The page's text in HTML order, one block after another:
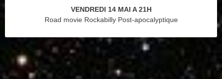
VENDREDI 14 MAI A 21H
Road movie Rockabilly Post-apocalyptique